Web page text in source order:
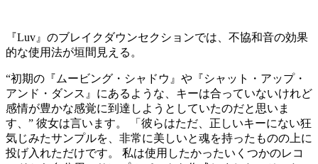
『Luv』のブレイクダウンセクションでは、不協和音の効果
的な使用法が垣間見える。
“初期の『ムービング・シャドウ』や『シャット・アップ・
アンド・ダンス』にあるような、キーは合っていないけれど
感情が豊かな感覚に到達しようとしていたのだと思いま
す、” 彼女は言います。 「彼らはただ、正しいキーにない狂
気じみたサンプルを、非常に美しいと魂を持ったものの上に
投げ入れただけです。 私は使用したかったいくつかのレコ